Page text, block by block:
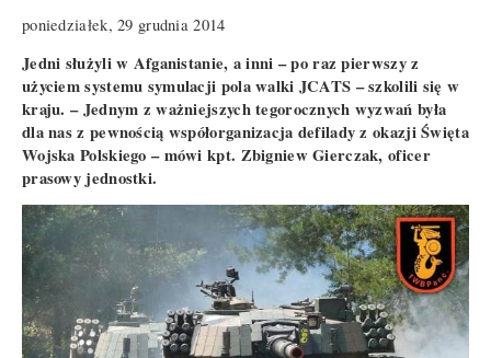
poniedziałek, 29 grudnia 2014
Jedni służyli w Afganistanie, a inni – po raz pierwszy z
użyciem systemu symulacji pola walki JCATS – szkolili się w
kraju. – Jednym z ważniejszych tegorocznych wyzwań była
dla nas z pewnością współorganizacja defilady z okazji Święta
Wojska Polskiego – mówi kpt. Zbigniew Gierczak, oficer
prasowy jednostki.